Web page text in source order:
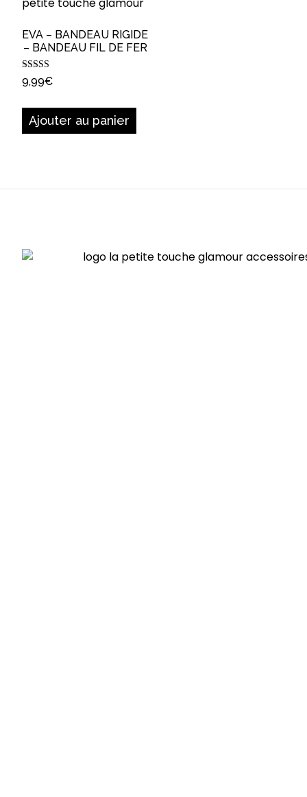
EVA – BANDEAU RIGIDE
– BANDEAU FIL DE FER
Note
5.00
9,99€
Ajouter au panier